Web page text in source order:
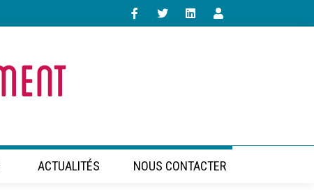
ACTUALITÉS NOUS CONTACTER